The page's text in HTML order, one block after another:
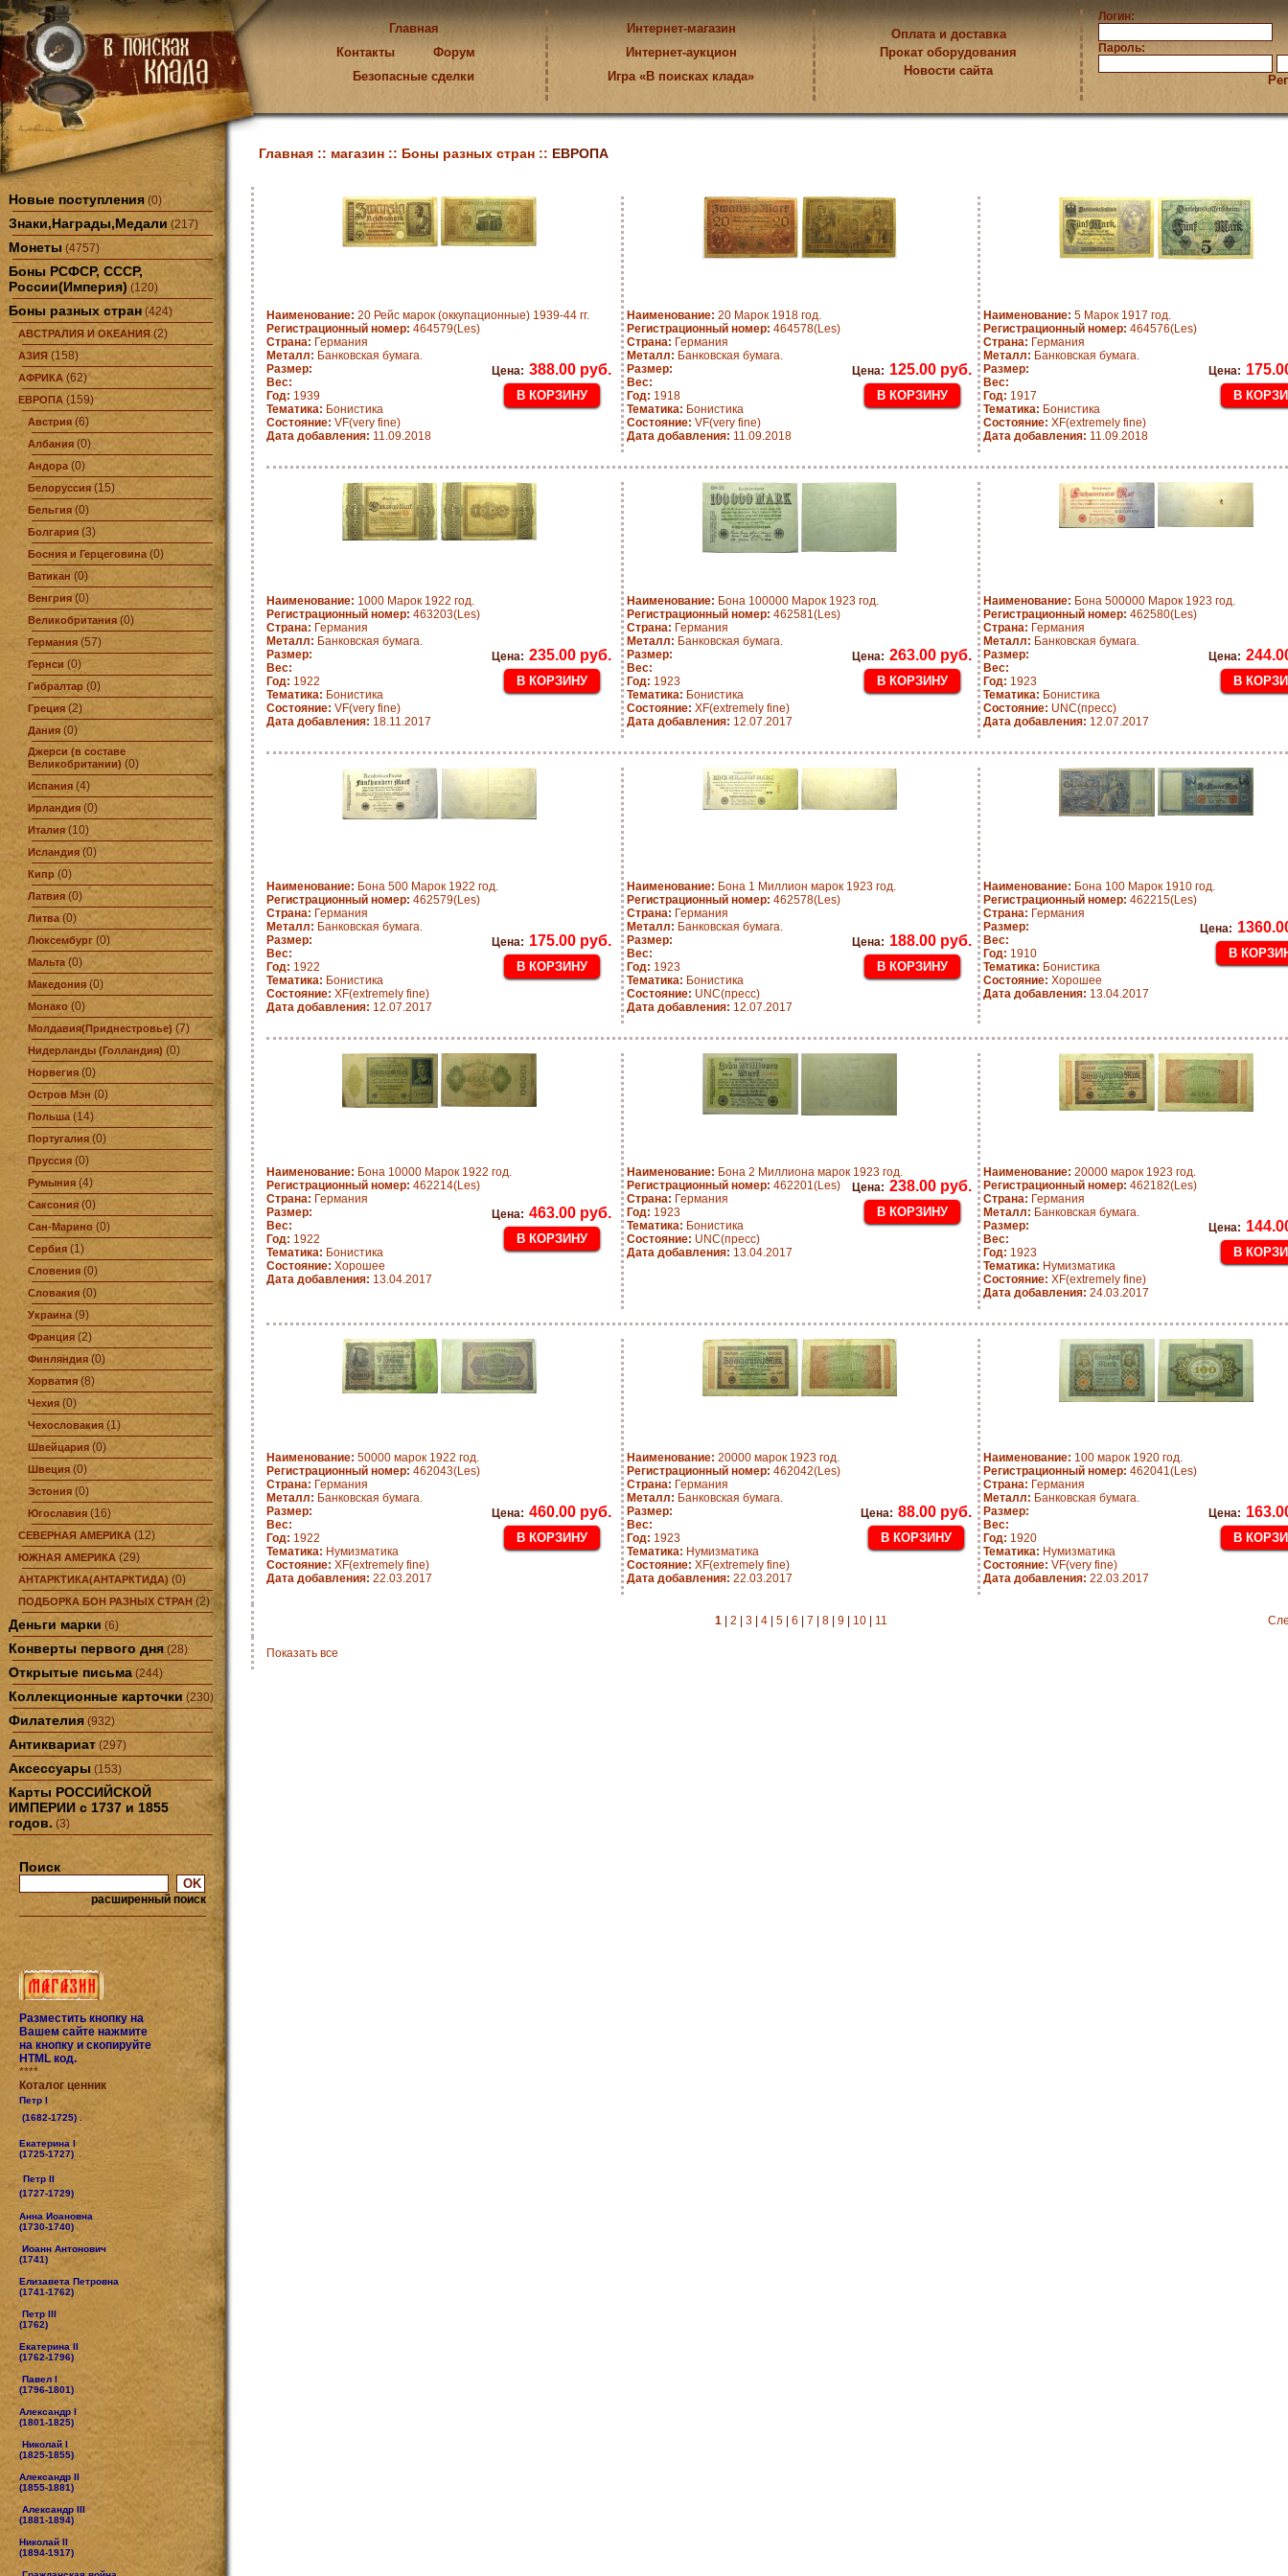
Главная
Контакты
Форум
Безопасные сделки
Интернет-магазин
Интернет-аукцион
Игра «В поисках клада»
Оплата и доставка
Прокат оборудования
Новости сайта
Логин:
Пароль:
Новые поступления (0)
Знаки,Награды,Медали (217)
Монеты (4757)
Боны РСФСР, СССР,
России(Империя) (120)
Боны разных стран (424)
АВСТРАЛИЯ И ОКЕАНИЯ(2)
АЗИЯ (158)
АФРИКА (62)
ЕВРОПА (159)
Австрия (6)
Албания (0)
Андора (0)
Белоруссия (15)
Бельгия (0)
Болгария (3)
Босния и Герцеговина(0)
Ватикан (0)
Венгрия (0)
Великобритания (0)
Германия (57)
Гернси (0)
Гибралтар (0)
Греция (2)
Дания (0)
Джерси (в составе
Великобритании) (0)
Испания (4)
Ирландия (0)
Италия (10)
Исландия (0)
Кипр (0)
Латвия (0)
Литва(0)
Люксембург (0)
Мальта (0)
Македония (0)
Монако (0)
Молдавия(Приднестровье) (7)
Нидерланды (Голландия) (0)
Норвегия (0)
Остров Мэн (0)
Польша(14)
Португалия (0)
Пруссия (0)
Румыния (4)
Саксония (0)
Сан-Марино (0)
Сербия (1)
Словения (0)
Словакия (0)
Украина (9)
Франция (2)
Финляндия (0)
Хорватия (8)
Чехия (0)
Чехословакия (1)
Швейцария (0)
Швеция (0)
Эстония (0)
Югославия (16)
СЕВЕРНАЯ АМЕРИКА (12)
ЮЖНАЯ АМЕРИКА (29)
АНТАРКТИКА(АНТАРКТИДА) (0)
ПОДБОРКА БОН РАЗНЫХ СТРАН (2)
Деньги марки (6)
Конверты первого дня (28)
Открытые письма (244)
Коллекционные карточки (230)
Филателия (932)
Антиквариат (297)
Аксессуары (153)
Карты РОССИЙСКОЙ
ИМПЕРИИ с 1737 и 1855
годов. (3)
Поиск
расширенный поиск
Разместить кнопку на
Вашем сайте нажмите
на кнопку и скопируйте
HTML код.
****
Коталог ценник
Петр I
(1682-1725) .
Екатерина I
(1725-1727)
Петр II
(1727-1729)
Анна Иоановна
(1730-1740)
Иоанн Антонович
(1741)
Елизавета Петровна
(1741-1762)
Петр III
(1762)
Екатерина II
(1762-1796)
Павел I
(1796-1801)
Александр I
(1801-1825)
Николай I
(1825-1855)
Александр II
(1855-1881)
Александр III
(1881-1894)
Николай II
(1894-1917)
Главная :: магазин :: Боны разных стран :: ЕВРОПА
Наименование: 20 Рейс марок (оккупационные) 1939-44 гг.
Регистрационный номер: 464579(Les)
Страна: Германия
Металл: Банковская бумага.
Размер:
Вес:
Год: 1939
Тематика: Бонистика
Состояние: VF(very fine)
Дата добавления: 11.09.2018
Цена: 388.00 руб.
Наименование: 20 Марок 1918 год.
Регистрационный номер: 464578(Les)
Страна: Германия
Металл: Банковская бумага.
Размер:
Вес:
Год: 1918
Тематика: Бонистика
Состояние: VF(very fine)
Дата добавления: 11.09.2018
Цена: 125.00 руб.
Наименование: 5 Марок 1917 год.
Регистрационный номер: 464576(Les)
Страна: Германия
Металл: Банковская бумага.
Размер:
Вес:
Год: 1917
Тематика: Бонистика
Состояние: XF(extremely fine)
Дата добавления: 11.09.2018
Цена:
Наименование: 1000 Марок 1922 год.
Регистрационный номер: 463203(Les)
Страна: Германия
Металл: Банковская бумага.
Размер:
Вес:
Год: 1922
Тематика: Бонистика
Состояние: VF(very fine)
Дата добавления: 18.11.2017
Цена: 235.00 руб.
Наименование: Бона 100000 Марок 1923 год.
Регистрационный номер: 462581(Les)
Страна: Германия
Металл: Банковская бумага.
Размер:
Вес:
Год: 1923
Тематика: Бонистика
Состояние: XF(extremely fine)
Дата добавления: 12.07.2017
Цена: 263.00 руб.
Наименование: Бона 500000 Марок 1923 год.
Регистрационный номер: 462580(Les)
Страна: Германия
Металл: Банковская бумага.
Размер:
Вес:
Год: 1923
Тематика: Бонистика
Состояние: UNC(пресс)
Дата добавления: 12.07.2017
Цена:
Наименование: Бона 500 Марок 1922 год.
Регистрационный номер: 462579(Les)
Страна: Германия
Металл: Банковская бумага.
Размер:
Вес:
Год: 1922
Тематика: Бонистика
Состояние: XF(extremely fine)
Дата добавления: 12.07.2017
Цена: 175.00 руб.
Наименование: Бона 1 Миллион марок 1923 год.
Регистрационный номер: 462578(Les)
Страна: Германия
Металл: Банковская бумага.
Размер:
Вес:
Год: 1923
Тематика: Бонистика
Состояние: UNC(пресс)
Дата добавления: 12.07.2017
Цена: 188.00 руб.
Наименование: Бона 100 Марок 1910 год.
Регистрационный номер: 462215(Les)
Страна: Германия
Размер:
Вес:
Год: 1910
Тематика: Бонистика
Состояние: Хорошее
Дата добавления: 13.04.2017
Цена:
Наименование: Бона 10000 Марок 1922 год.
Регистрационный номер: 462214(Les)
Страна: Германия
Размер:
Вес:
Год: 1922
Тематика: Бонистика
Состояние: Хорошее
Дата добавления: 13.04.2017
Цена: 463.00 руб.
Наименование: Бона 2 Миллиона марок 1923 год.
Регистрационный номер: 462201(Les)
Страна: Германия
Год: 1923
Тематика: Бонистика
Состояние: UNC(пресс)
Дата добавления: 13.04.2017
Цена: 238.00 руб.
Наименование: 20000 марок 1923 год.
Регистрационный номер: 462182(Les)
Страна: Германия
Металл: Банковская бумага.
Размер:
Вес:
Год: 1923
Тематика: Нумизматика
Состояние: XF(extremely fine)
Дата добавления: 24.03.2017
Цена:
Наименование: 50000 марок 1922 год.
Регистрационный номер: 462043(Les)
Страна: Германия
Металл: Банковская бумага.
Размер:
Вес:
Год: 1922
Тематика: Нумизматика
Состояние: XF(extremely fine)
Дата добавления: 22.03.2017
Цена: 460.00 руб.
Наименование: 20000 марок 1923 год.
Регистрационный номер: 462042(Les)
Страна: Германия
Металл: Банковская бумага.
Размер:
Вес:
Год: 1923
Тематика: Нумизматика
Состояние: XF(extremely fine)
Дата добавления: 22.03.2017
Цена: 88.00 руб.
Наименование: 100 марок 1920 год.
Регистрационный номер: 462041(Les)
Страна: Германия
Металл: Банковская бумага.
Размер:
Вес:
Год: 1920
Тематика: Нумизматика
Состояние: VF(very fine)
Дата добавления: 22.03.2017
Цена:
1| 2 3| 4| 5| 6 7 8| 9| 10| 11
Показать все